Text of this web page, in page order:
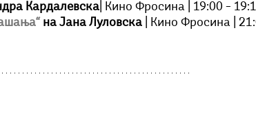
Кардалевска | Кино Фросина | 19:00 –
на Јана Луловска | Кино Фросина |